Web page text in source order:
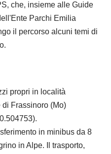
che, insieme alle Guide
Parchi Emilia
il percorso alcuni temi di
propri in località
di Frassinoro (Mo)
in minibus da 8
in Alpe. Il trasporto,